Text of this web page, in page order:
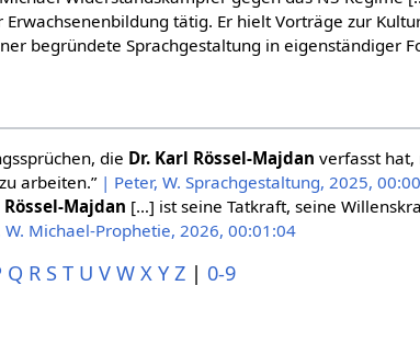
Erwachsenenbildung tätig. Er hielt Vorträge zur
begründete Sprachgestaltung in eigenständiger
die Dr. Karl Rössel-Majdan verfasst
arbeiten.” | Peter, W. Sprachgestaltung, 2025,
Rössel-Majdan […] ist seine Tatkraft, seine
W. Michael-Prophetie, 2026, 00:01:04
Q R S T U V W X Y Z | 0-9